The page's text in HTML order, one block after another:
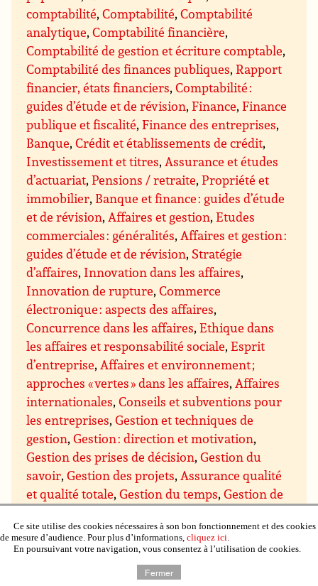
comptabilité,Comptabilité,Comptabilité
analytique,Comptabilité financière,
Comptabilité de gestion et écriture comptable,
Comptabilité des finances publiques,Rapport
financier, états financiers,Comptabilité :
guides d’étude et de révision,Finance,Finance
publique et fiscalité,Finance des entreprises,
Banque,Crédit et établissements de crédit,
Investissement et titres,Assurance et études
d’actuariat,Pensions / retraite,Propriété et
immobilier, Banque et finance : guides d’étude
et de révision,Affaires et gestion,Etudes
commerciales : généralités,Affaires et gestion :
guides d’étude et de révision, Stratégie
d’affaires, Innovation dans les affaires,
Innovation de rupture,Commerce
électronique : aspects des affaires,
Concurrence dans les affaires,Ethique dans
les affaires et responsabilité sociale,Esprit
d’entreprise,Affaires et environnement ;
approches « vertes » dans les affaires,Affaires
internationales,Conseils et subventions pour
les entreprises,Gestion et techniques de
gestion,Gestion : direction et motivation,
Gestion des prises de décision,Gestion du
savoir,Gestion des projets,Assurance qualité
et qualité totale,Gestion du temps,Gestion de
financière,Gestion du personnel et des
ressources humaines,Gestion de l’immobilier,
de la propriété et du matériel
Ce site utilise des cookies nécessaires à son bon fonctionnement et des cookies
de mesure d’audience. Pour plus d’informations, cliquez ici.
En poursuivant votre navigation, vous consentez à l’utilisation de cookies.
Fermer